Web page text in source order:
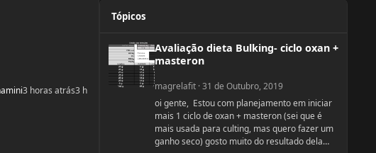
3 horas atrás3 h
Tópicos
Avaliação dieta Bulking- ciclo oxan +
masteron
magrelafit·31 de Outubro, 2019
oi gente, Estou com planejamento em iniciar
mais 1 ciclo de oxan + masteron (sei que é
mais usada para culting, mas quero fazer um
ganho seco) gosto muito do resultado dela